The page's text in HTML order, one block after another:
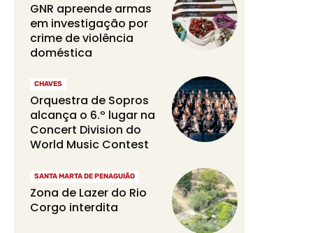
GNR apreende armas
em investigação por
crime de violência
doméstica
CHAVES
Orquestra de Sopros
alcança o 6.º lugar na
Concert Division do
World Music Contest
SANTA MARTA DE PENAGUIÃO
Zona de Lazer do Rio
Corgo interdita